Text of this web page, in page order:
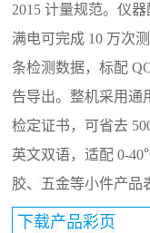
2015 计量规范。仪
满电可完成 10 万次
条检测数据，标配
告导出。整机采用通
检定证书，可省去
英文双语，适配 0-
胶、五金等小件产品
下载产品彩页